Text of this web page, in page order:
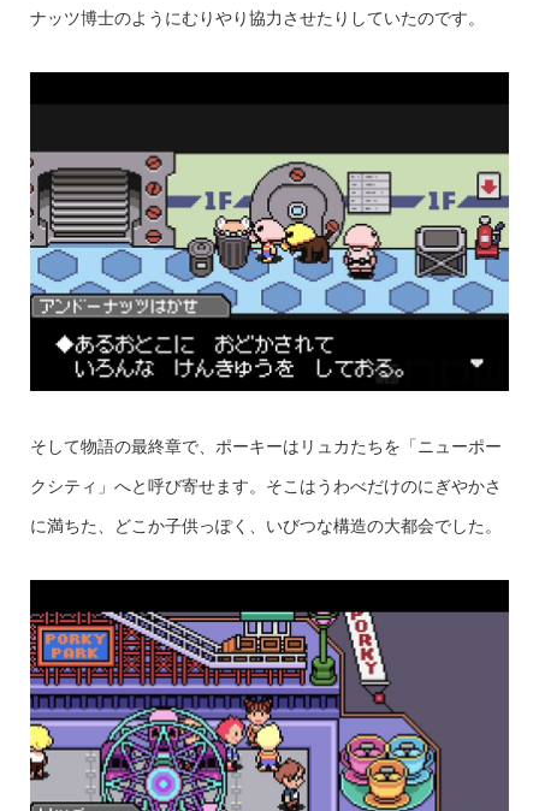
ナッツ博士のようにむりやり協力させたりしていたのです。
そして物語の最終章で、ポーキーはリュカたちを「ニューポー
クシティ」へと呼び寄せます。そこはうわべだけのにぎやかさ
に満ちた、どこか子供っぽく、いびつな構造の大都会でした。